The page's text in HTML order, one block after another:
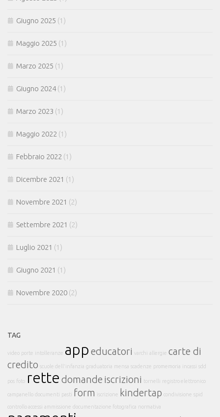
Giugno 2025 (1)
Maggio 2025 (1)
Marzo 2025 (1)
Giugno 2024 (1)
Marzo 2023 (1)
Maggio 2022 (1)
Febbraio 2022 (1)
Dicembre 2021 (1)
Novembre 2021 (2)
Settembre 2021 (2)
Luglio 2021 (1)
Giugno 2021 (1)
Novembre 2020 (2)
TAG
video porte intolleranze app educatori varchi allergie carte di
credito scuole dell'infanzia graduatoria mensa scadenze promemoria incassi sdd
pos foto rette domande iscrizioni tornelli registro elettronico
campanello documenti pasti form iscrizione kindertap condivisione spid
controllo accessi ammissione documentazione fotografica normativa